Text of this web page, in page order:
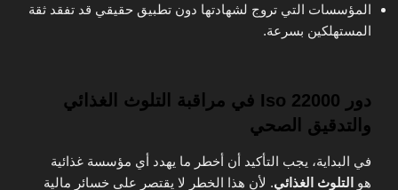
المؤسسات التي تروج لشهادتها دون تطبيق حقيقي قد تفقد ثقة
المستهلكين بسرعة.
دور Iso 22000 في مراقبة التلوث الغذائي
والتدقيق الصحي
في البداية، يجب التأكيد أن أخطر ما يهدد أي مؤسسة غذائية
هو التلوث الغذائي. لأن هذا الخطر لا يقتصر على خسائر مالية